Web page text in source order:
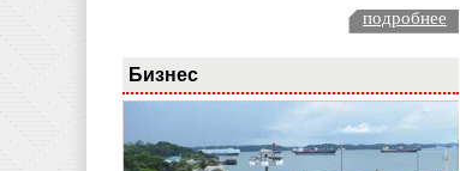
подробнее
Бизнес